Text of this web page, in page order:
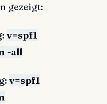
gezeigt:
v=spf1
-all
v=spf1